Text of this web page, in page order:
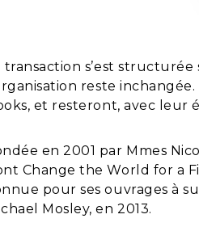
transaction s’est
reste
et resteront, avec leur
en 2001 par Mmes
Change the World for a
pour ses ouvrages à
Mosley, en 2013.